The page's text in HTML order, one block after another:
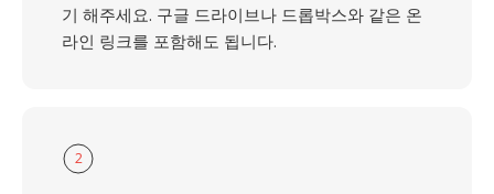
기 해주세요. 구글 드라이브나 드롭박스와 같은 온
라인 링크를 포함해도 됩니다.
2